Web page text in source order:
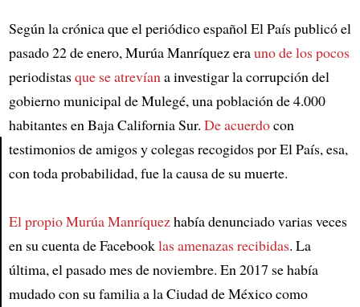
Según la crónica que el periódico español El País publicó el
pasado 22 de enero, Murúa Manríquez erauno de los pocos
periodistasque se atrevíana investigar la corrupción del
gobierno municipal de Mulegé, una población de 4.000
habitantes en Baja California Sur. De acuerdocon
testimonios de amigos y colegas recogidos por El País, esa,
con toda probabilidad, fue la causa de su muerte.
El propio Murúa Manríquezhabía denunciado varias veces
en su cuenta de Facebooklas amenazas recibidas. La
última, el pasado mes de noviembre. En 2017 se había
mudado con su familia a la Ciudad de México como